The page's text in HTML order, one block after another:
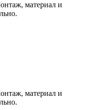
материал и
материал и